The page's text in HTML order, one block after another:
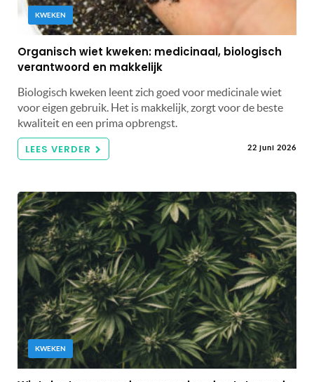
KWEKEN
Organisch wiet kweken: medicinaal, biologisch
verantwoord en makkelijk
Biologisch kweken leent zich goed voor medicinale wiet
voor eigen gebruik. Het is makkelijk, zorgt voor de beste
kwaliteit en een prima opbrengst.
LEES VERDER 22 juni 2026
KWEKEN